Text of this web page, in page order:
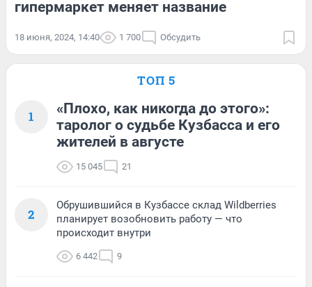
гипермаркет меняет название
18 июня, 2024, 14:40 1 700 Обсудить
ТОП 5
1
«Плохо, как никогда до этого»:
таролог о судьбе Кузбасса и его
жителей в августе
15 045 21
2
Обрушившийся в Кузбассе склад Wildberries
планирует возобновить работу — что
происходит внутри
6 442 9